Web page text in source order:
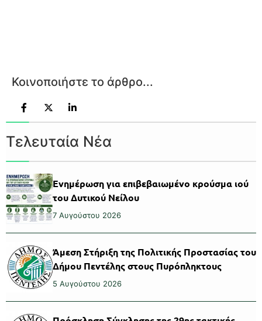
Κοινοποιήστε το άρθρο...
Τελευταία Νέα
Ενημέρωση για επιβεβαιωμένο κρούσμα ιού
του Δυτικού Νείλου
7 Αυγούστου 2026
Άμεση Στήριξη της Πολιτικής Προστασίας του
Δήμου Πεντέλης στους Πυρόπληκτους
5 Αυγούστου 2026